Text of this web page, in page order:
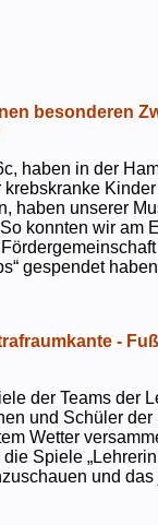
besonderen
haben in der
krebskranke
haben unserer
konnten wir am
gespendet
-
der Teams der
und Schüler
Wetter
Spiele
und